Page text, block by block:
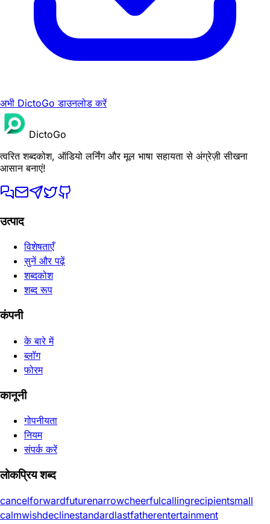
अभी DictoGo डाउनलोड करें
DictoGo
त्वरित शब्दकोश, ऑडियो लर्निंग और मूल भाषा सहायता से अंग्रेज़ी सीखना
आसान बनाएं!
उत्पाद
विशेषताएँ
सुनें और पढ़ें
शब्दकोश
शब्द रूप
कंपनी
के बारे में
ब्लॉग
फोरम
कानूनी
गोपनीयता
नियम
संपर्क करें
लोकप्रिय शब्द
cancelforwardfuturenarrowcheerfulcallingrecipientsmall
calmwishdeclinestandardlastfatherentertainment